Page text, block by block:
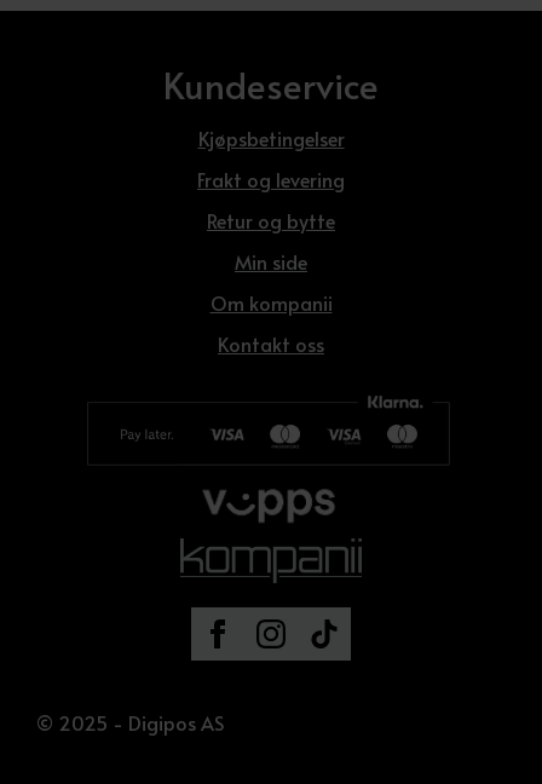
Kundeservice
Kjøpsbetingelser
Frakt og levering
Retur og bytte
Min side
Om kompanii
Kontakt oss
© 2025 - Digipos AS